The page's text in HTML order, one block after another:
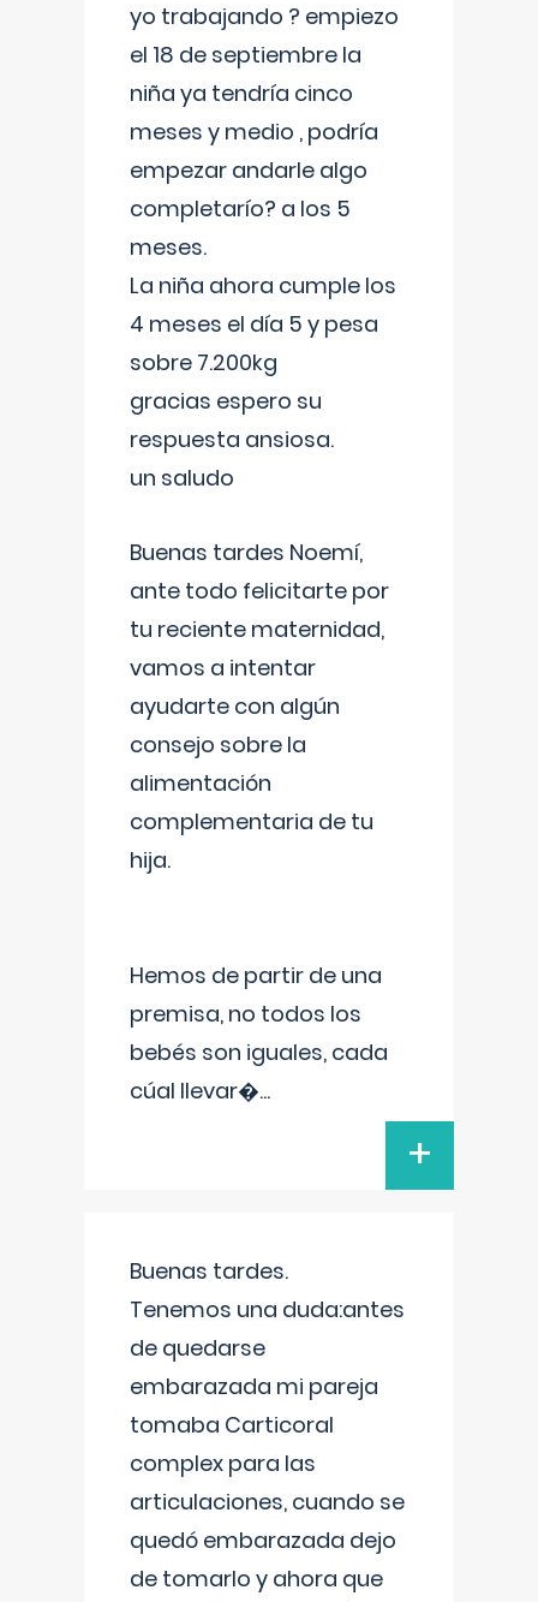
yo trabajando ? empiezo
el 18 de septiembre la
niña ya tendría cinco
meses y medio , podría
empezar andarle algo
completarío? a los 5
meses.
La niña ahora cumple los
4 meses el día 5 y pesa
sobre 7.200kg
gracias espero su
respuesta ansiosa.
un saludo
Buenas tardes Noemí,
ante todo felicitarte por
tu reciente maternidad,
vamos a intentar
ayudarte con algún
consejo sobre la
alimentación
complementaria de tu
hija.
Hemos de partir de una
premisa, no todos los
bebés son iguales, cada
cúal llevar�...
+
Buenas tardes.
Tenemos una duda:antes
de quedarse
embarazada mi pareja
tomaba Carticoral
complex para las
articulaciones, cuando se
quedó embarazada dejo
de tomarlo y ahora que